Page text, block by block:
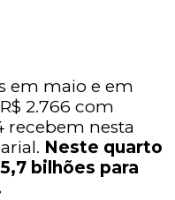
em maio e em
2.766 com
recebem nesta
Neste quarto
bilhões para